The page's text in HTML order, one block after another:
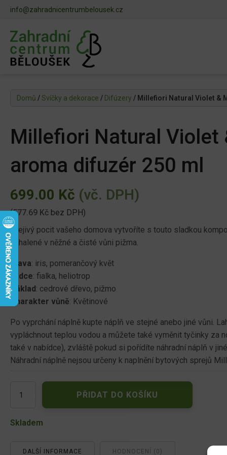
info@zahradnicentrumbelousek.cz
Domů /Svíčky a dekorace / Difúzery / Millefiori Natural Violet &
Millefiori Natural Violet
aroma difuzér 250 ml
699.00 Kč (vč. DPH)
(577.69 Kč bez DPH)
Hřejivý pocit vašeho domova vytvoříte s touto sladkou
zahalené v něžné a čisté vůni pižma.
Hlava: iris, pomerančový květ
Srdce: fialka, heliotrop
Základ: cedrové dřevo, pižmo
Charakter vůně: Květinové
Po vyprchání náplně kupte náplň ve stejné anebo jiné vůni.
vypláchnout teplou vodou a můžete také vyměnit tyčinky za
také v nabídce), zvláště pokud si pořídíte náhradní náplň v
Náhradní náplně nejsou určeny k naplnění bytových sprejů
Natural
&
difuzér
PŘIDAT DO KOŠÍKU
Skladem
DALŠÍ INFORMACE HODNOCENÍ (0)